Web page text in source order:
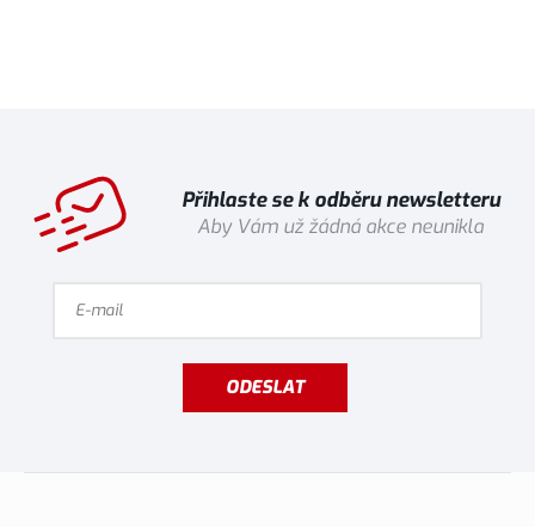
Přihlaste se k odběru newsletteru
Aby Vám už žádná akce neunikla
ODESLAT